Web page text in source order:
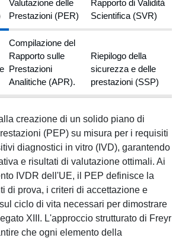
Valutazione delle
Prestazioni (PER)
Rapporto di Validità
Scientifica (SVR)
Compilazione del
Rapporto sulle
Prestazioni
Analitiche (APR).
Riepilogo della
sicurezza e delle
prestazioni (SSP)
creazione di un solido piano di
(PEP) su misura per i requisiti
diagnostici in vitro (IVD), garantendo
e risultati di valutazione ottimali. Ai
IVDR dell'UE, il PEP definisce la
di prova, i criteri di accettazione e
ciclo di vita necessari per dimostrare
XIII. L'approccio strutturato di Freyr
che ogni elemento della